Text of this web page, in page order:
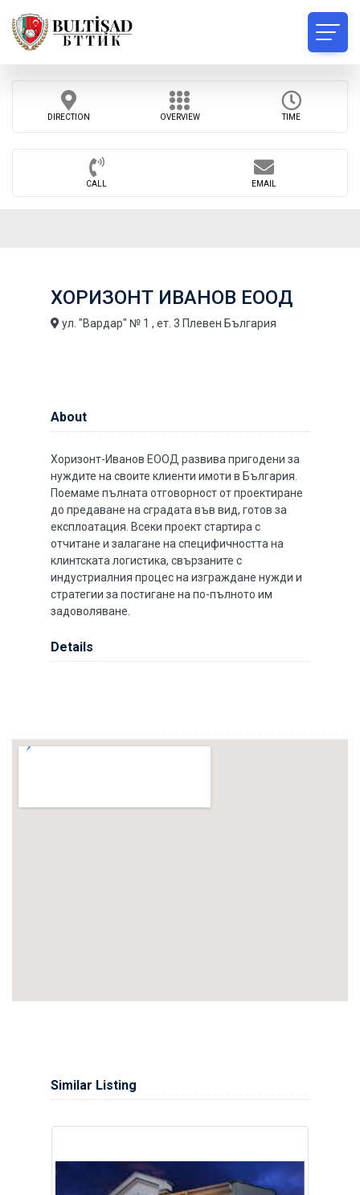
DIRECTION OVERVIEW TIME
CALL EMAIL
ХОРИЗОНТ ИВАНОВ ЕООД
ул. "Вардар" № 1 , ет. 3 Плевен България
About
Хоризонт-Иванов ЕООД развива пригодени за
нуждите на своите клиенти имоти в България.
Поемаме пълната отговорност от проектиране
до предаване на сградата във вид, готов за
експлоатация. Всеки проект стартира с
отчитане и залагане на специфичността на
клинтската логистика, свързаните с
индустриалния процес на изграждане нужди и
стратегии за постигане на по-пълното им
задоволяване.
Details
Similar Listing